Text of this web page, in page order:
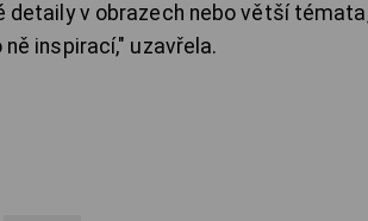
detaily v obrazech nebo větší
inspirací," uzavřela.